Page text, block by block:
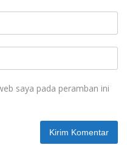
saya pada peramban ini